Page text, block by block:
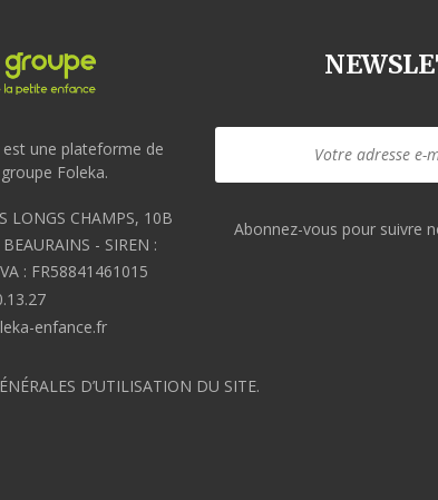
est une plateforme de
Foleka.
LONGS CHAMPS, 10B
- SIREN :
: FR58841461015
enfance.fr
Abonnez-vous pour suivre
D’UTILISATION DU SITE.